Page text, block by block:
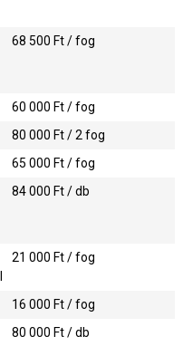
68 500 Ft / fog
60 000 Ft / fog
80 000 Ft / 2 fog
65 000 Ft / fog
84 000 Ft / db
21 000 Ft / fog
16 000 Ft / fog
80 000 Ft / db